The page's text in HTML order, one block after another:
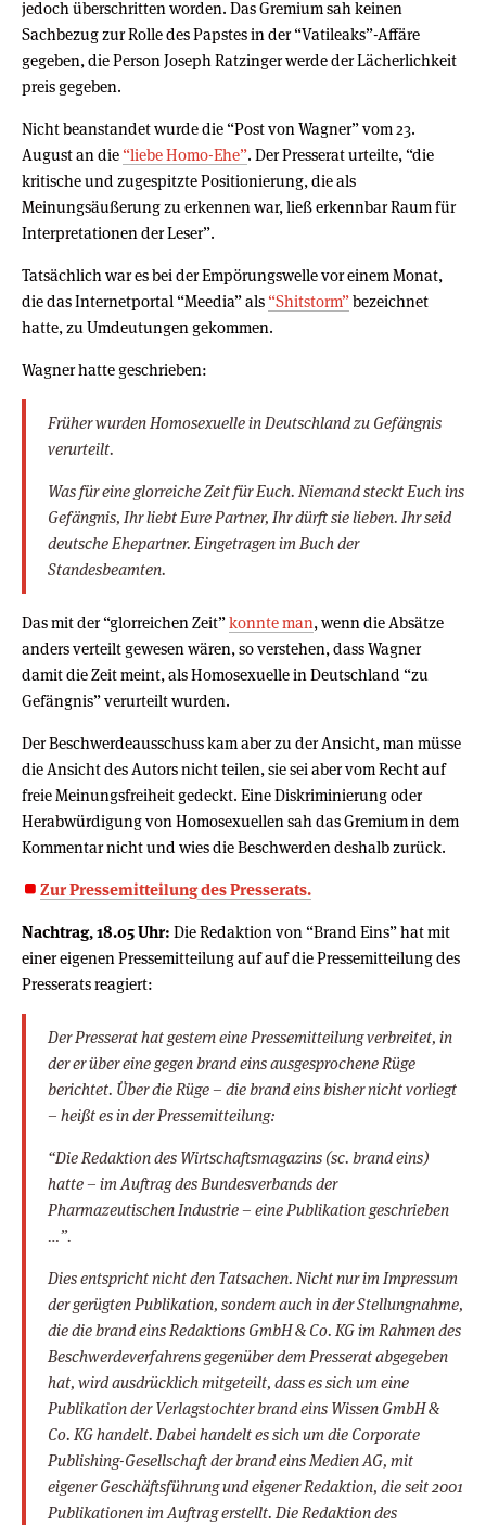
jedoch überschritten worden. Das Gremium sah keinen
Sachbezug zur Rolle des Papstes in der “Vatileaks”-Affäre
gegeben, die Person Joseph Ratzinger werde der Lächerlichkeit
preis gegeben.
Nicht beanstandet wurde die “Post von Wagner” vom 23.
August an die “liebe Homo-Ehe”. Der Presserat urteilte, “die
kritische und zugespitzte Positionierung, die als
Meinungsäußerung zu erkennen war, ließ erkennbar Raum für
Interpretationen der Leser”.
Tatsächlich war es bei der Empörungswelle vor einem Monat,
die das Internetportal “Meedia” als “Shitstorm”bezeichnet
hatte, zu Umdeutungen gekommen.
Wagner hatte geschrieben:
Früher wurden Homosexuelle in Deutschland zu Gefängnis
verurteilt.
Was für eine glorreiche Zeit für Euch. Niemand steckt Euch ins
Gefängnis, Ihr liebt Eure Partner, Ihr dürft sie lieben. Ihr seid
deutsche Ehepartner. Eingetragen im Buch der
Standesbeamten.
Das mit der “glorreichen Zeit”konnte man, wenn die Absätze
anders verteilt gewesen wären, so verstehen, dass Wagner
damit die Zeit meint, als Homosexuelle in Deutschland “zu
Gefängnis” verurteilt wurden.
Der Beschwerdeausschuss kam aber zu der Ansicht, man müsse
die Ansicht des Autors nicht teilen, sie sei aber vom Recht auf
freie Meinungsfreiheit gedeckt. Eine Diskriminierung oder
Herabwürdigung von Homosexuellen sah das Gremium in dem
Kommentar nicht und wies die Beschwerden deshalb zurück.
Zur Pressemitteilung des Presserats.
Nachtrag, 18.05 Uhr: Die Redaktion von “Brand Eins” hat mit
einer eigenen Pressemitteilung auf auf die Pressemitteilung des
Presserats reagiert:
Der Presserat hat gestern eine Pressemitteilung verbreitet, in
der er über eine gegen brand eins ausgesprochene Rüge
berichtet. Über die Rüge – die brand eins bisher nicht vorliegt
– heißt es in der Pressemitteilung:
“Die Redaktion des Wirtschaftsmagazins (sc. brand eins)
hatte – im Auftrag des Bundesverbands der
Pharmazeutischen Industrie – eine Publikation geschrieben
…”.
Dies entspricht nicht den Tatsachen. Nicht nur im Impressum
der gerügten Publikation, sondern auch in der Stellungnahme,
die die brand eins Redaktions GmbH & Co. KG im Rahmen des
Beschwerdeverfahrens gegenüber dem Presserat abgegeben
hat, wird ausdrücklich mitgeteilt, dass es sich um eine
Publikation der Verlagstochter brand eins Wissen GmbH &
Co. KG handelt. Dabei handelt es sich um die Corporate
Publishing-Gesellschaft der brand eins Medien AG, mit
eigener Geschäftsführung und eigener Redaktion, die seit 2001
Publikationen im Auftrag erstellt. Die Redaktion des